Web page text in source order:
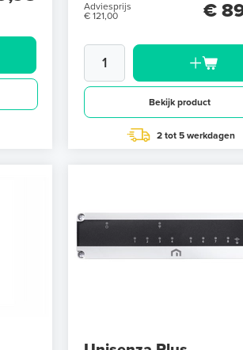
Adviesprijs
€ 121,00
€
Bekijk product
2 tot 5 werkdagen